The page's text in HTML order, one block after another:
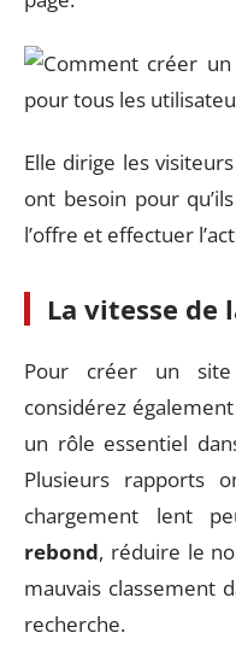
Elle dirige les
ont besoin pour
l’offre et effectuer
La vitesse de
Pour créer un
considérez
un rôle essentiel
Plusieurs rapports
chargement lent
rebond, réduire le
mauvais classement
recherche.